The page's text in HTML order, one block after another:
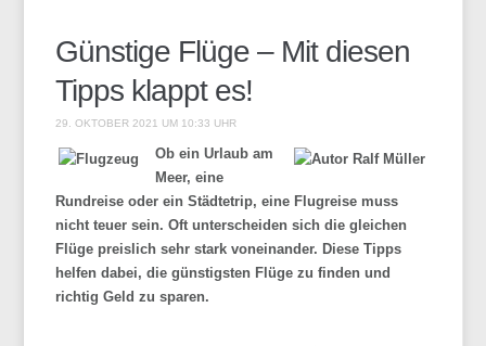
Günstige Flüge – Mit diesen
Tipps klappt es!
29. OKTOBER 2021 UM 10:33 UHR
Ob ein Urlaub am
Meer, eine
Rundreise oder ein Städtetrip, eine Flugreise muss
nicht teuer sein. Oft unterscheiden sich die gleichen
Flüge preislich sehr stark voneinander. Diese Tipps
helfen dabei, die günstigsten Flüge zu finden und
richtig Geld zu sparen.